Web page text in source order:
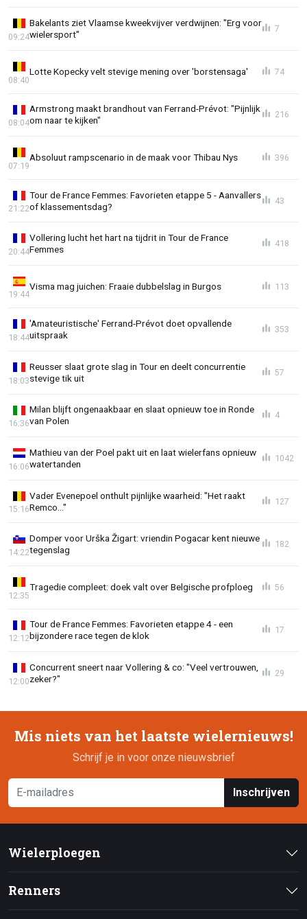
Bakelants ziet Vlaamse kweekvijver verdwijnen: "Erg voor
wielersport"
09:24
7
Lotte Kopecky velt stevige mening over 'borstensaga'
08:40
74
Armstrong maakt brandhout van Ferrand-Prévot: "Pijnlijk
om naar te kijken"
08:04
216
Absoluut rampscenario in de maak voor Thibau Nys
07:19
396
Tour de France Femmes: Favorieten etappe 5 - Aanvallers
of klassementsdag?
21:22
43
Vollering lucht het hart na tijdrit in Tour de France
Femmes
20:44
418
Visma mag juichen: Fraaie dubbelslag in Burgos
19:44
113
'Amateuristische' Ferrand-Prévot doet opvallende
uitspraak
18:44
353
Reusser slaat grote slag in Tour en deelt concurrentie
stevige tik uit
18:03
57
Milan blijft ongenaakbaar en slaat opnieuw toe in Ronde
van Polen
16:36
4
Mathieu van der Poel pakt uit en laat wielerfans opnieuw
watertanden
16:06
1042
Vader Evenepoel onthult pijnlijke waarheid: "Het raakt
Remco..."
15:16
127
Domper voor Urška Žigart: vriendin Pogacar kent nieuwe
tegenslag
14:22
182
Tragedie compleet: doek valt over Belgische profploeg
12:35
56
Tour de France Femmes: Favorieten etappe 4 - een
bijzondere race tegen de klok
12:12
17
Concurrent sneert naar Vollering & co: "Veel vertrouwen,
zeker?"
12:00
29
Mis niets van het laatste wielernieuws!
Schrijf je in voor onze nieuwsbrief
Inschrijven
Wielerploegen
Renners